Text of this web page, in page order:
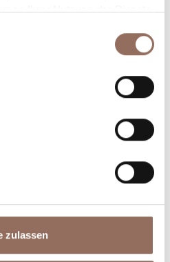
Ihrer Nutzung der Dienste
zulassen
Essen und